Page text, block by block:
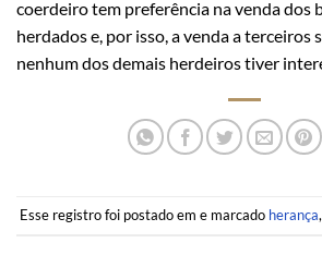
coerdeiro tem preferência na venda dos
herdados e, por isso, a venda a terceiros
nenhum dos demais herdeiros tiver
Esse registro foi postado em e marcado herança,